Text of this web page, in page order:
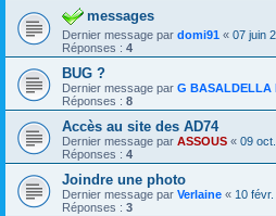
messages
Dernier message par domi91 « 07 juin
Réponses : 4
BUG ?
Dernier message par G BASALDELLA
Réponses : 8
Accès au site des AD74
Dernier message par ASSOUS « 09
Réponses : 4
Joindre une photo
Dernier message par Verlaine « 10
Réponses : 3